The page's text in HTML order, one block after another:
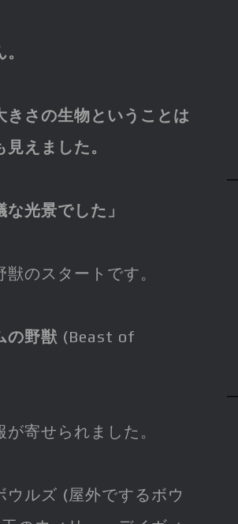
きさの生物ということは
えました。
光景でした」
のスタートです。
の野獣 (Beast of
寄せられました。
ルズ (屋外でするボウ